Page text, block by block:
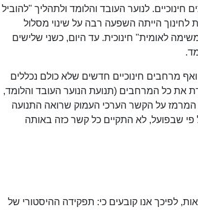
חינוכיים. לנוער העובד והלומד ולתהליך "להוביל
הייתה השפעה רבה על שינוי מסלול
לאומית" חינוכית. עד היום, כשני שלישים
מרחבים חינוכיים חדשים שלא כולם נכללים
את כל המרחבים (תנועת הנוער העובד והלומד,
המרמז על הקשר הערכי העמוק שרואה התנועה
שבפועל, לא התקיים כל קשר כזה באותה
לפיכך אנו קובעים כי: תפקידה ההיסטורי של